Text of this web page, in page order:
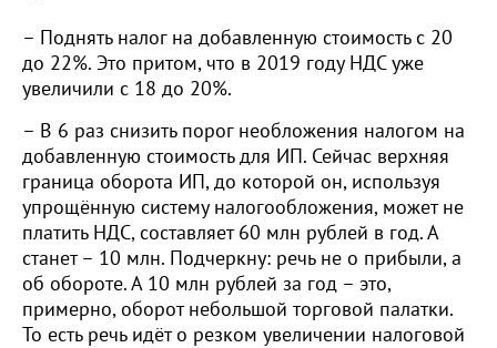
– Поднять налог на добавленную стоимость с 20
до 22%. Это притом, что в 2019 году НДС уже
увеличили с 18 до 20%.
– В 6 раз снизить порог необложения налогом на
добавленную стоимость для ИП. Сейчас верхняя
граница оборота ИП, до которой он, используя
упрощённую систему налогообложения, может не
платить НДС, составляет 60 млн рублей в год. А
станет – 10 млн. Подчеркну: речь не о прибыли, а
об обороте. А 10 млн рублей за год – это,
примерно, оборот небольшой торговой палатки.
То есть речь идёт о резком увеличении налоговой